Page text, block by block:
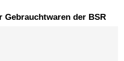
Gebrauchtwaren der BSR